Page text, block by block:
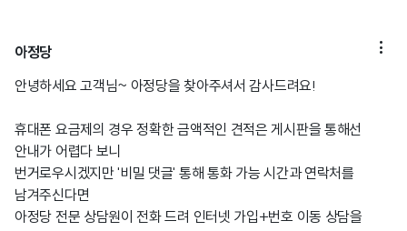
아정당 
안녕하세요 고객님~ 아정당을 찾아주셔서 감사드려요!
휴대폰 요금제의 경우 정확한 금액적인 견적은 게시판을 통해선
안내가 어렵다 보니
번거로우시겠지만 '비밀 댓글' 통해 통화 가능 시간과 연락처를
남겨주신다면
아정당 전문 상담원이 전화 드려 인터넷 가입+번호 이동 상담을